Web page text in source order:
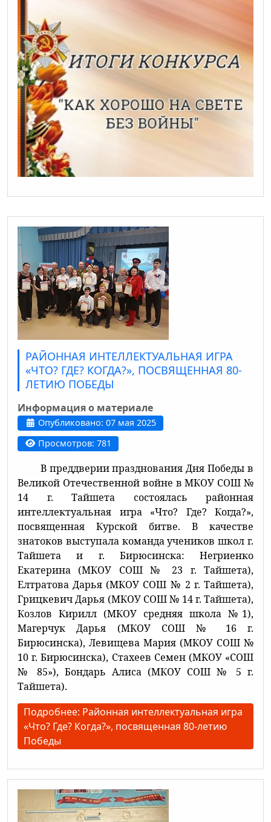
РАЙОННАЯ ИНТЕЛЛЕКТУАЛЬНАЯ ИГРА
«ЧТО? ГДЕ? КОГДА?», ПОСВЯЩЕННАЯ 80-
ЛЕТИЮ ПОБЕДЫ
Информация о материале
Опубликовано: 07 мая 2025
Просмотров: 781
В преддверии празднования Дня Победы в
Великой Отечественной войне в МКОУ СОШ №
14 г. Тайшета состоялась районная
интеллектуальная игра «Что? Где? Когда?»,
посвященная Курской битве. В качестве
знатоков выступала команда учеников школ г.
Тайшета и г. Бирюсинска: Негриенко
Екатерина (МКОУ СОШ № 23 г. Тайшета),
Елтратова Дарья (МКОУ СОШ № 2 г. Тайшета),
Грицкевич Дарья (МКОУ СОШ № 14 г. Тайшета),
Козлов Кирилл (МКОУ средняя школа №1),
Магерчук Дарья (МКОУ СОШ № 16 г.
Бирюсинска), Левищева Мария (МКОУ СОШ №
10 г. Бирюсинска), Стахеев Семен (МКОУ «СОШ
№ 85»), Бондарь Алиса (МКОУ СОШ № 5 г.
Тайшета).
Подробнее: Районная интеллектуальная игра
«Что? Где? Когда?», посвященная 80-летию
Победы